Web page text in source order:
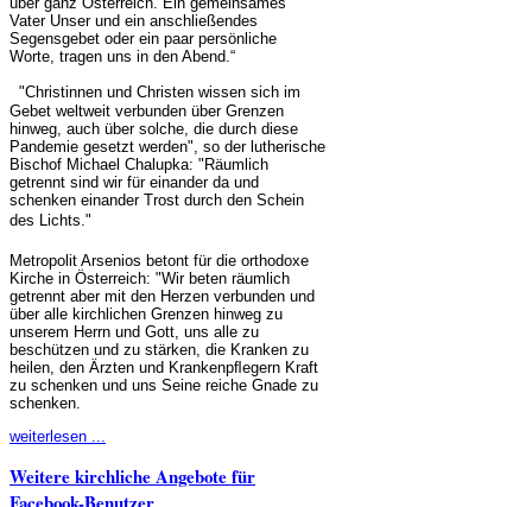
Vater Unser und ein anschließendes
Segensgebet oder ein paar persönliche
Worte, tragen uns in den Abend.“
"Christinnen und Christen wissen sich im
Gebet weltweit verbunden über Grenzen
hinweg, auch über solche, die durch diese
Pandemie gesetzt werden", so der lutherische
Bischof Michael Chalupka: "Räumlich
getrennt sind wir für einander da und
schenken einander Trost durch den Schein
des Lichts."
Metropolit Arsenios betont für die orthodoxe
Kirche in Österreich: "Wir beten räumlich
getrennt aber mit den Herzen verbunden und
über alle kirchlichen Grenzen hinweg zu
unserem Herrn und Gott, uns alle zu
beschützen und zu stärken, die Kranken zu
heilen, den Ärzten und Krankenpﬂegern Kraft
zu schenken und uns Seine reiche Gnade zu
schenken.
weiterlesen ...
Weitere kirchliche Angebote für